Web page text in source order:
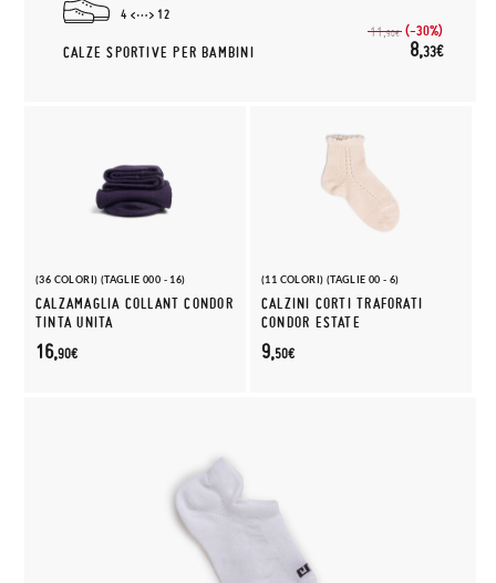
4 12
CALZE SPORTIVE PER BAMBINI
11,90€ (-30%)
8,33€
(36 COLORI) (TAGLIE 000 - 16)
CALZAMAGLIA COLLANT CONDOR
TINTA UNITA
16,90€
(11 COLORI) (TAGLIE 00 - 6)
CALZINI CORTI TRAFORATI
CONDOR ESTATE
9,50€